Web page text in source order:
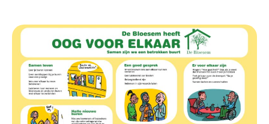
Buurtbewoners verbinden
Community building en ABCD, welkomstcultuur >
Zorgzame gemeenschappen
Betrokken buurten, contact stimuleren, netwerken
uitbreiden >
info@lsabewoners.nl